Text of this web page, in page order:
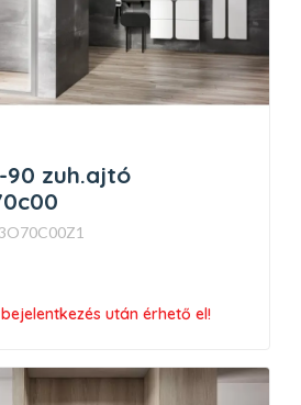
90 zuh.ajtó
után érhető el!